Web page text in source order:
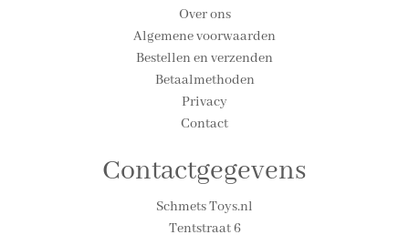
Over ons
Algemene voorwaarden
Bestellen en verzenden
Betaalmethoden
Privacy
Contact
Contactgegevens
Schmets Toys.nl
Tentstraat 6